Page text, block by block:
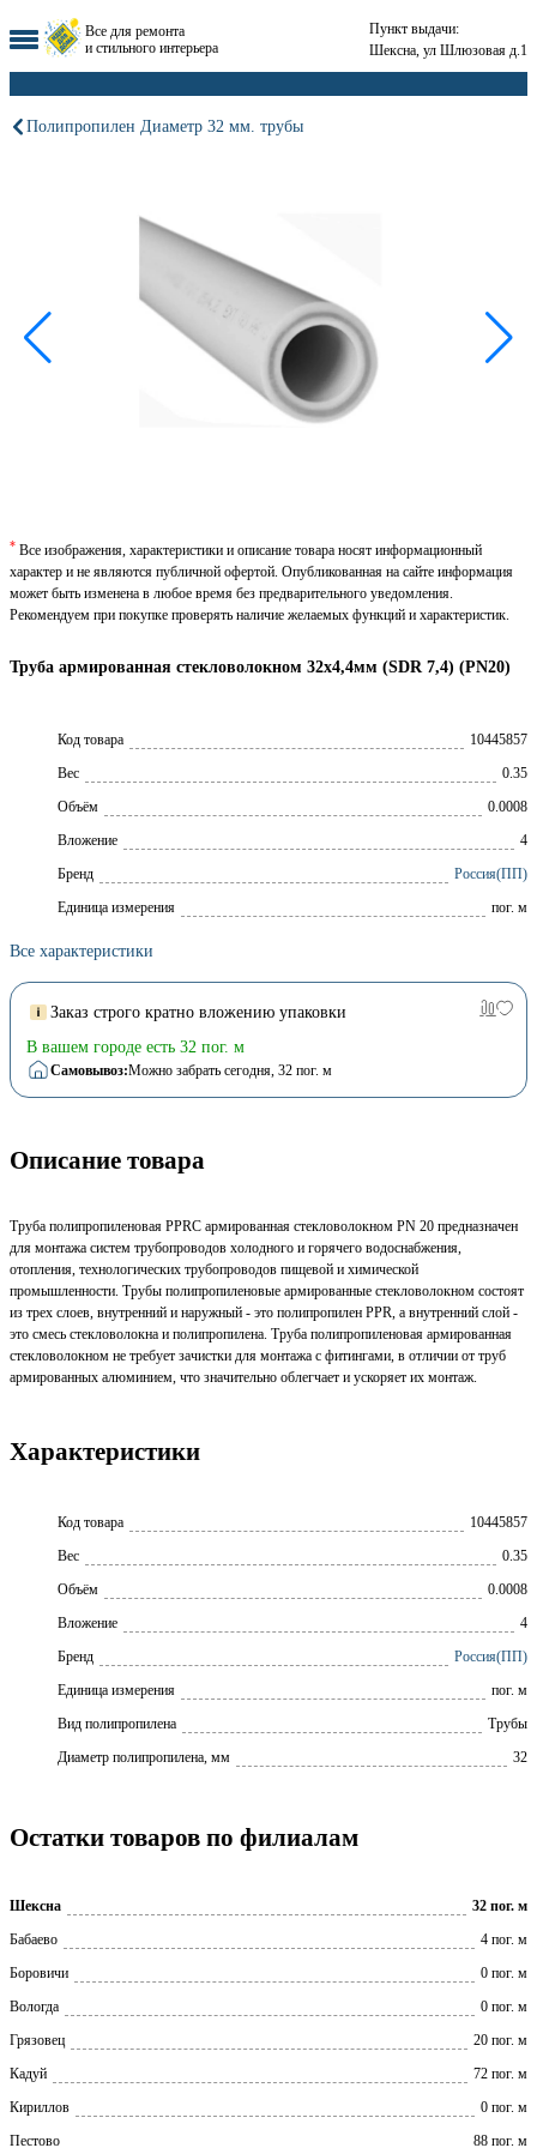
Все для ремонта
и стильного интерьера
Пункт выдачи:
Шексна, ул Шлюзовая д.1
Полипропилен Диаметр 32 мм. трубы
Труба армированная стекловолокном 32х4,4мм (SDR 7,4) (PN20)
Код товара
10445857
Вес
0.35
Объём
0.0008
Вложение
4
Брeнд
Россия(ПП)
Единица измерения
пог. м
Все характеристики
* Все изображения, характеристики и описание товара носят информационный
характер и не являются публичной офертой. Опубликованная на сайте информация
может быть изменена в любое время без предварительного уведомления.
Рекомендуем при покупке проверять наличие желаемых функций и характеристик.
Заказ строго кратно вложению упаковки
В вашем городе есть 32 пог. м
Самовывоз:Можно забрать сегодня, 32 пог. м
Описание товара
Труба полипропиленовая PPRC армированная стекловолокном PN 20 предназначен
для монтажа систем трубопроводов холодного и горячего водоснабжения,
отопления, технологических трубопроводов пищевой и химической
промышленности. Трубы полипропиленовые армированные стекловолокном состоят
из трех слоев, внутренний и наружный - это полипропилен PPR, а внутренний слой -
это смесь стекловолокна и полипропилена. Труба полипропиленовая армированная
стекловолокном не требует зачистки для монтажа с фитингами, в отличии от труб
армированных алюминием, что значительно облегчает и ускоряет их монтаж.
Характеристики
Код товара
10445857
Вес
0.35
Объём
0.0008
Вложение
4
Бренд
Россия(ПП)
Единица измерения
пог. м
Вид полипропилена
Трубы
Диаметр полипропилена, мм
32
Остатки товаров по филиалам
Шексна
32 пог. м
Бабаево
4 пог. м
Боровичи
0 пог. м
Вологда
0 пог. м
Грязовец
20 пог. м
Кадуй
72 пог. м
Кириллов
0 пог. м
Пестово
88 пог. м